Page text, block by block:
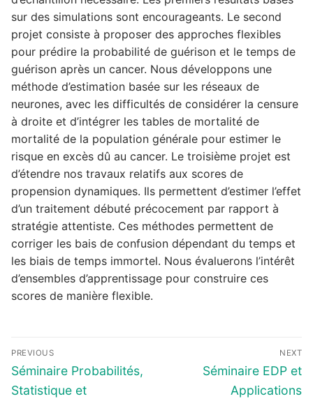
sur des simulations sont encourageants. Le second
projet consiste à proposer des approches flexibles
pour prédire la probabilité de guérison et le temps de
guérison après un cancer. Nous développons une
méthode d’estimation basée sur les réseaux de
neurones, avec les difficultés de considérer la censure
à droite et d’intégrer les tables de mortalité de
mortalité de la population générale pour estimer le
risque en excès dû au cancer. Le troisième projet est
d’étendre nos travaux relatifs aux scores de
propension dynamiques. Ils permettent d’estimer l’effet
d’un traitement débuté précocement par rapport à
stratégie attentiste. Ces méthodes permettent de
corriger les bais de confusion dépendant du temps et
les biais de temps immortel. Nous évaluerons l’intérêt
d’ensembles d’apprentissage pour construire ces
scores de manière flexible.
Navigation
de
l’article
PREVIOUS
Previous
post:
Séminaire Probabilités,
Statistique et
NEXT
Next
Séminaire EDP et
Applications